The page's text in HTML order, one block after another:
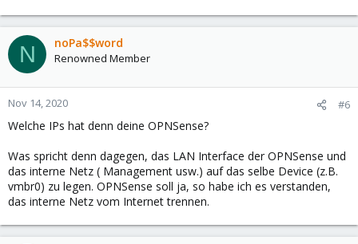
N noPa$$word
Renowned Member
Nov 14, 2020 #6
Welche IPs hat denn deine OPNSense?
Was spricht denn dagegen, das LAN Interface der OPNSense und
das interne Netz ( Management usw.) auf das selbe Device (z.B.
vmbr0) zu legen. OPNSense soll ja, so habe ich es verstanden,
das interne Netz vom Internet trennen.